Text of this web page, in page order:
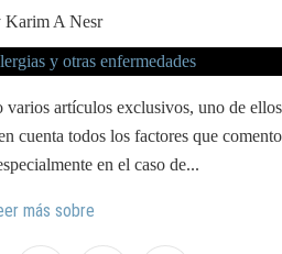
Karim A Nesr
artículos exclusivos, uno de
cuenta todos los factores que
en el caso de...
más sobre